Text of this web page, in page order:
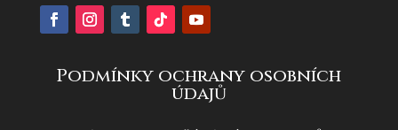
Podmínky ochrany osobních
údajů